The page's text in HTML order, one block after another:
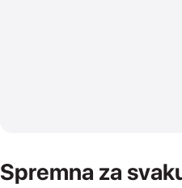
Spremna za